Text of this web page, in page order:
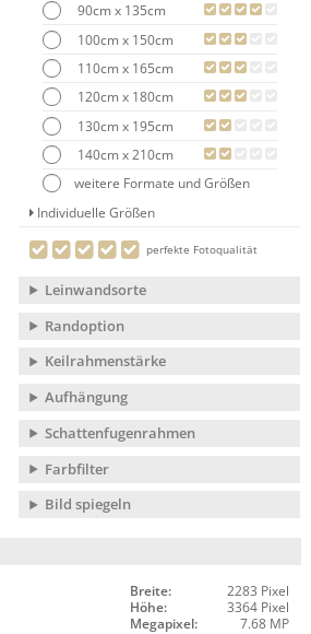
90cm x 135cm
100cm x 150cm
110cm x 165cm
120cm x 180cm
130cm x 195cm
140cm x 210cm
weitere Formate und Größen
Individuelle Größen
perfekte Fotoqualität
Leinwandsorte
Randoption
Keilrahmenstärke
Aufhängung
Schattenfugenrahmen
Farbfilter
Bild spiegeln
Breite:
2283 Pixel
Höhe:
3364 Pixel
Megapixel:
7.68 MP